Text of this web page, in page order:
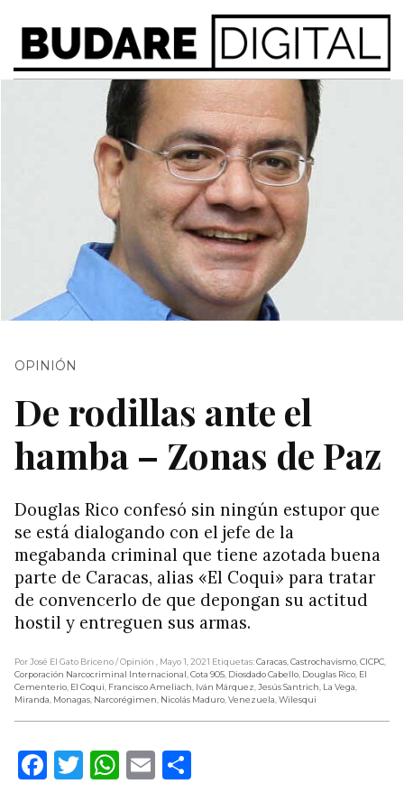
OPINIÓN
De rodillas ante el
hamba – Zonas de Paz
Douglas Rico confesó sin ningún estupor que
se está dialogando con el jefe de la
megabanda criminal que tiene azotada buena
parte de Caracas, alias «El Coqui» para tratar
de convencerlo de que depongan su actitud
hostil y entreguen sus armas.
Por José El Gato Briceno/ Opinión , Mayo 1, 2021 Etiquetas:Caracas,Castrochavismo,CICPC,
Corporación Narcocriminal Internacional,Cota 905, Diosdado Cabello, Douglas Rico, El
Cementerio, El Coqui, Francisco Ameliach, Iván Márquez,Jesús Santrich, La Vega,
Miranda, Monagas, Narcorégimen, Nicolás Maduro,Venezuela,Wilesqui
Facebook
Twitter
WhatsApp
Email